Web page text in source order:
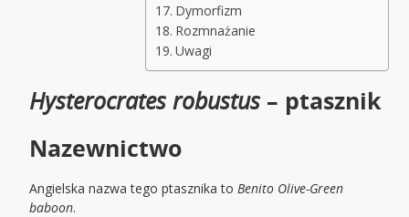
Dymorfizm
Rozmnażanie
Uwagi
Hysterocrates robustus– ptasznik
Nazewnictwo
Angielska nazwa tego ptasznika toBenito Olive-Green
baboon.